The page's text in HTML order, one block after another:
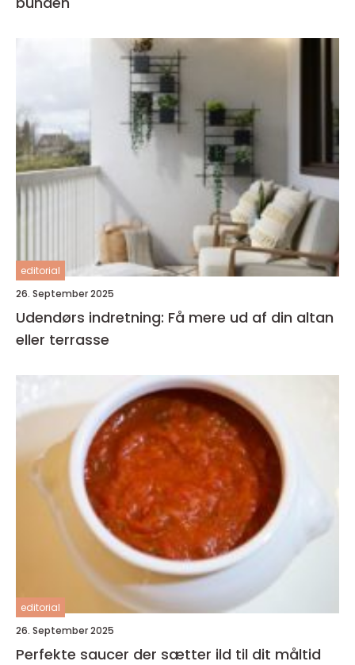
editorial
26. September 2025
Udendørs indretning: Få mere ud af din altan
eller terrasse
editorial
26. September 2025
Perfekte saucer der sætter ild til dit måltid